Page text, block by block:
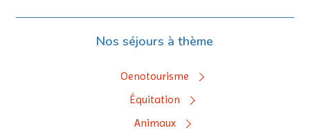
Nos séjours à thème
Oenotourisme
Équitation
Animaux